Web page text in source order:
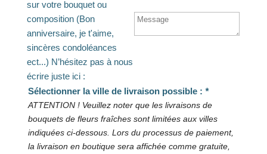
sur votre bouquet ou
composition (Bon
anniversaire, je t'aime,
sincères condoléances
ect...) N’hésitez pas à nous
écrire juste ici :
Sélectionner la ville de livraison possible : *
ATTENTION ! Veuillez noter que les livraisons de
bouquets de fleurs fraîches sont limitées aux villes
indiquées ci-dessous. Lors du processus de paiement,
la livraison en boutique sera affichée comme gratuite,